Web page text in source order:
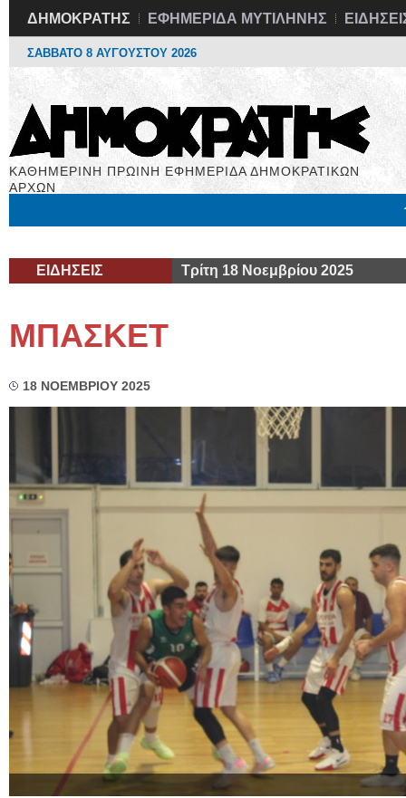
ΔΗΜΟΚΡΑΤΗΣ ΕΦΗΜΕΡΙΔΑ ΜΥΤΙΛΗΝΗΣ
ΣΑΒΒΑΤΟ 8 ΑΥΓΟΥΣΤΟΥ 2026
ΚΑΘΗΜΕΡΙΝΗ ΠΡΩΙΝΗ ΕΦΗΜΕΡΙΔΑ ΔΗΜΟΚΡΑΤΙΚΩΝ
ΑΡΧΩΝ
ΕΙΔΗΣΕΙΣ Τρίτη 18 Νοεμβρίου 2025
ΜΠΑΣΚΕΤ
18 ΝΟΕΜΒΡΙΟΥ 2025